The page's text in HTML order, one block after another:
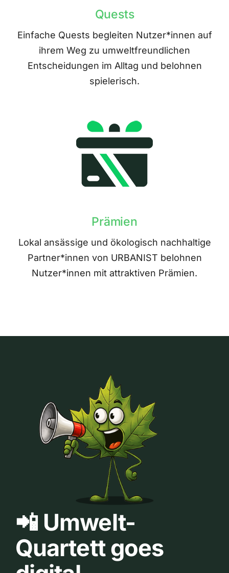
Quests
Einfache Quests begleiten Nutzer*innen auf
ihrem Weg zu umweltfreundlichen
Entscheidungen im Alltag und belohnen
spielerisch.
Prämien
Lokal ansässige und ökologisch nachhaltige
Partner*innen von URBANIST belohnen
Nutzer*innen mit attraktiven Prämien.
📲 Umwelt-
Quartett goes